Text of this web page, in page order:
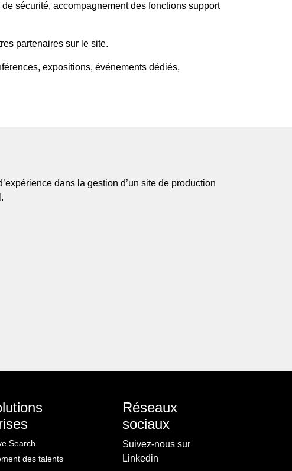
sécurité, accompagnement des fonctions support
partenaires sur le site.
expositions, événements dédiés,
dans la gestion d’un site de production
Search
des talents
Réseaux
sociaux
Suivez-nous sur
Linkedin